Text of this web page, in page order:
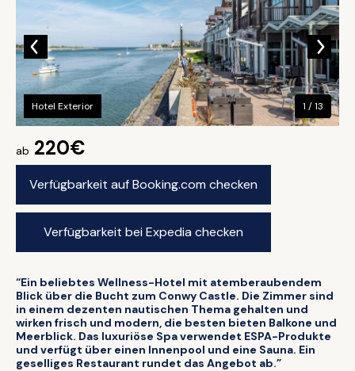
ab 220€
Verfügbarkeit auf Booking.com checken
Verfügbarkeit bei Expedia checken
Hotel Exterior 1 / 13
“Ein beliebtes Wellness-Hotel mit atemberaubendem
Blick über die Bucht zum Conwy Castle. Die Zimmer sind
in einem dezenten nautischen Thema gehalten und
wirken frisch und modern, die besten bieten Balkone und
Meerblick. Das luxuriöse Spa verwendet ESPA-Produkte
und verfügt über einen Innenpool und eine Sauna. Ein
geselliges Restaurant rundet das Angebot ab.”